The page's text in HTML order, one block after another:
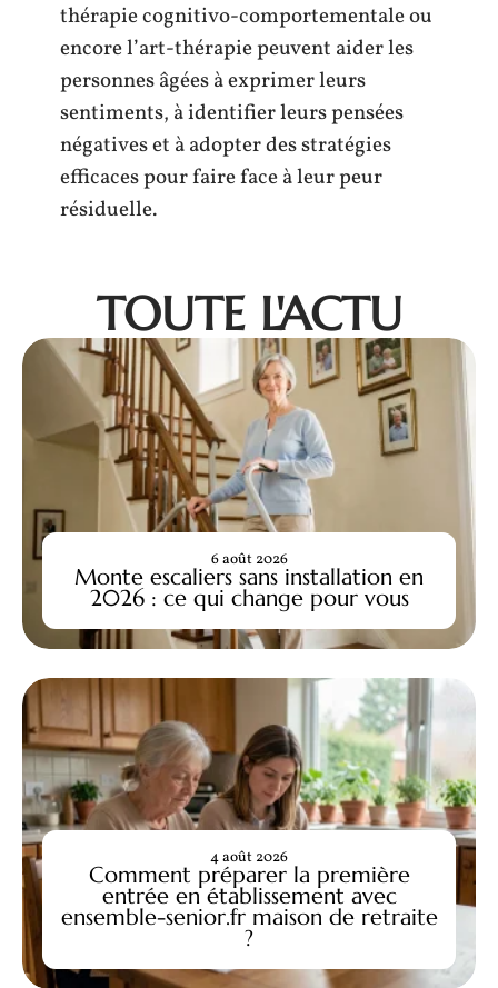
thérapie cognitivo-comportementale ou
encore l’art-thérapie peuvent aider les
personnes âgées à exprimer leurs
sentiments, à identifier leurs pensées
négatives et à adopter des stratégies
efficaces pour faire face à leur peur
résiduelle.
TOUTE L'ACTU
Monte escaliers sans installation en
2026 : ce qui change pour vous
6 août 2026
Comment préparer la première
entrée en établissement avec
ensemble-senior.fr maison de retraite
?
4 août 2026